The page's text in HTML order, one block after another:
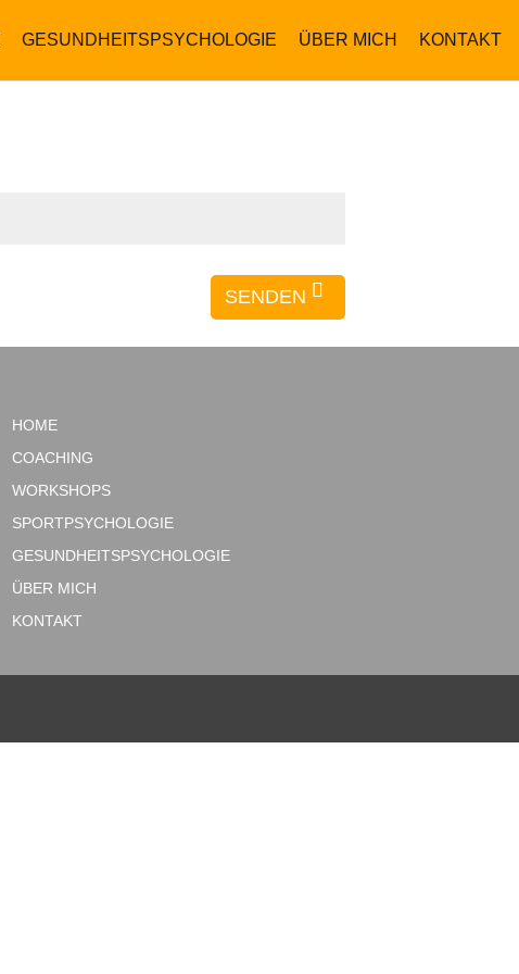
GESUNDHEITSPSYCHOLOGIE ÜBER MICH KONTAKT
SENDEN
HOME
COACHING
WORKSHOPS
SPORTPSYCHOLOGIE
GESUNDHEITSPSYCHOLOGIE
ÜBER MICH
KONTAKT